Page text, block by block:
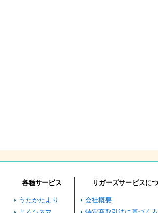
各種サービス
うたかたより
リガーズサービスに
会社概要